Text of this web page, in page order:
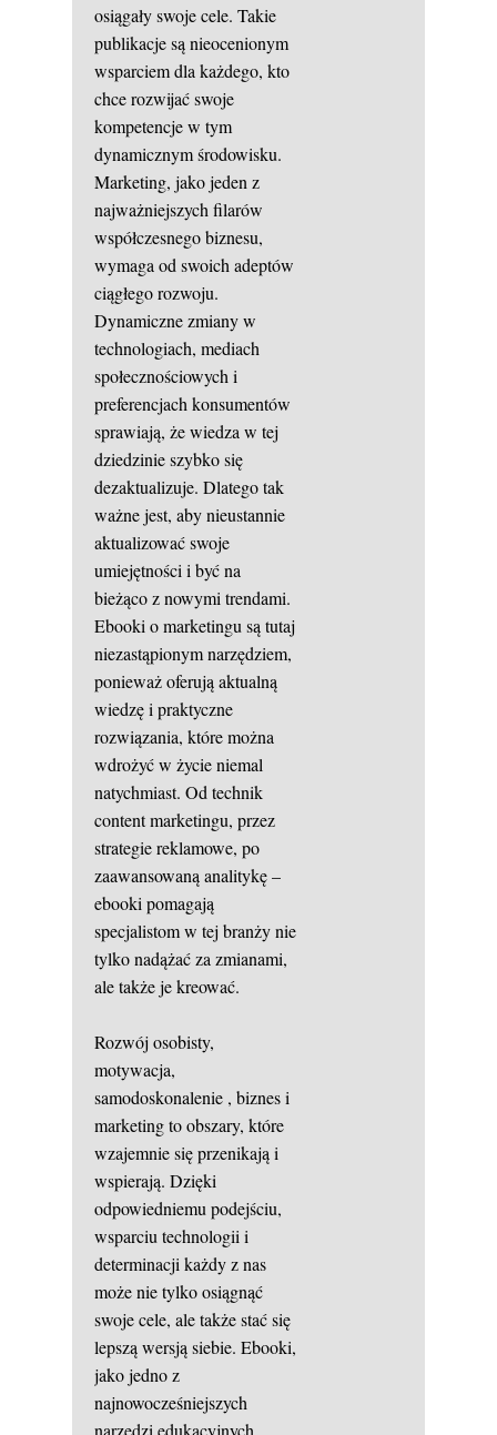
osiągały swoje cele. Takie
publikacje są nieocenionym
wsparciem dla każdego, kto
chce rozwijać swoje
kompetencje w tym
dynamicznym środowisku.
Marketing, jako jeden z
najważniejszych filarów
współczesnego biznesu,
wymaga od swoich adeptów
ciągłego rozwoju.
Dynamiczne zmiany w
technologiach, mediach
społecznościowych i
preferencjach konsumentów
sprawiają, że wiedza w tej
dziedzinie szybko się
dezaktualizuje. Dlatego tak
ważne jest, aby nieustannie
aktualizować swoje
umiejętności i być na
bieżąco z nowymi trendami.
Ebooki o marketingu są tutaj
niezastąpionym narzędziem,
ponieważ oferują aktualną
wiedzę i praktyczne
rozwiązania, które można
wdrożyć w życie niemal
natychmiast. Od technik
content marketingu, przez
strategie reklamowe, po
zaawansowaną analitykę –
ebooki pomagają
specjalistom w tej branży nie
tylko nadążać za zmianami,
ale także je kreować.
Rozwój osobisty,
motywacja,
samodoskonalenie, biznes i
marketing to obszary, które
wzajemnie się przenikają i
wspierają. Dzięki
odpowiedniemu podejściu,
wsparciu technologii i
determinacji każdy z nas
może nie tylko osiągnąć
swoje cele, ale także stać się
lepszą wersją siebie. Ebooki,
jako jedno z
najnowocześniejszych
narzędzi edukacyjnych,